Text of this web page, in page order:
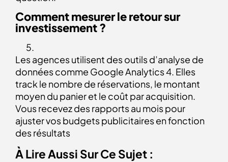
Comment mesurer le retour sur
investissement ?
Les agences utilisent des outils d’analyse de
données comme Google Analytics 4. Elles
track le nombre de réservations, le montant
moyen du panier et le coût par acquisition.
Vous recevez des rapports au mois pour
ajuster vos budgets publicitaires en fonction
des résultats
À Lire Aussi Sur Ce Sujet :